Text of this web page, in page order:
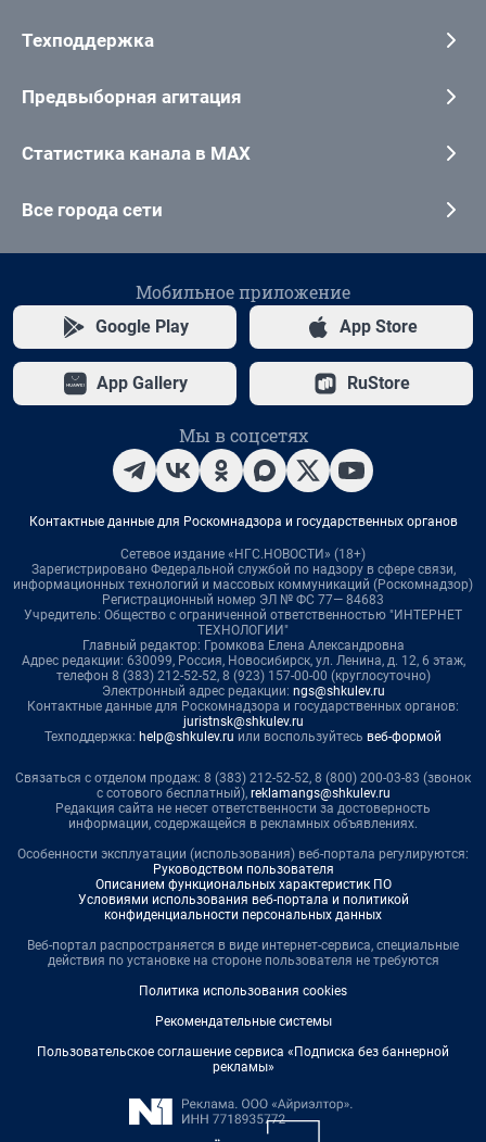
Техподдержка
Предвыборная агитация
Статистика канала в MAX
Все города сети
Мобильное приложение
Google Play App Store
App Gallery RuStore
Мы в соцсетях
Контактные данные для Роскомнадзора и государственных органов
Сетевое издание «НГС.НОВОСТИ» (18+)
Зарегистрировано Федеральной службой по надзору в сфере связи,
информационных технологий и массовых коммуникаций (Роскомнадзор)
Регистрационный номер ЭЛ № ФС 77— 84683
Учредитель: Общество с ограниченной ответственностью "ИНТЕРНЕТ
ТЕХНОЛОГИИ"
Главный редактор: Громкова Елена Александровна
Адрес редакции: 630099, Россия, Новосибирск, ул. Ленина, д. 12, 6 этаж,
телефон 8 (383) 212-52-52, 8 (923) 157-00-00 (круглосуточно)
Электронный адрес редакции: ngs@shkulev.ru
Контактные данные для Роскомнадзора и государственных органов:
juristnsk@shkulev.ru
Техподдержка: help@shkulev.ru или воспользуйтесь веб-формой
Связаться с отделом продаж: 8 (383) 212-52-52, 8 (800) 200-03-83 (звонок
с сотового бесплатный), reklamangs@shkulev.ru
Редакция сайта не несет ответственности за достоверность
информации, содержащейся в рекламных объявлениях.
Особенности эксплуатации (использования) веб-портала регулируются:
Руководством пользователя
Описанием функциональных характеристик ПО
Условиями использования веб-портала и политикой
конфиденциальности персональных данных
Веб-портал распространяется в виде интернет-сервиса, специальные
действия по установке на стороне пользователя не требуются
Политика использования cookies
Рекомендательные системы
Пользовательское соглашение сервиса «Подписка без баннерной
рекламы»